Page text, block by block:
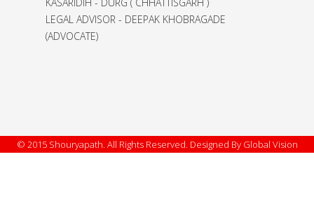
LEGAL ADVISOR - DEEPAK KHOBRAGADE
(ADVOCATE)
© 2015 Shouryapath. All Rights Reserved. Designed By Global Vision